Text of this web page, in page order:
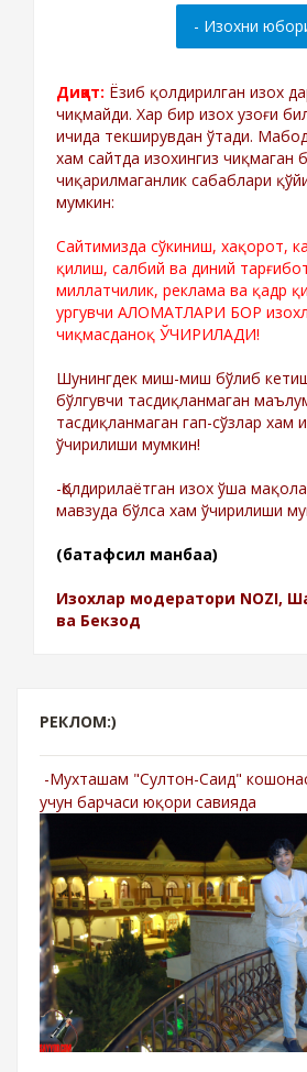
Диққат: Ёзиб қолдирилган изох
чиқмайди. Хар бир изох узоғи
ичида текширувдан ўтади.
хам сайтда изохингиз чиқмаган
чиқарилмаганлик сабаблари
мумкин:
Сайтимизда сўкиниш, хақорот,
қилиш, салбий ва диний
миллатчилик, реклама ва қадр
ургувчи АЛОМАТЛАРИ БОР
чиқмасданоқ ЎЧИРИЛАДИ!
Шунингдек миш-миш бўлиб
бўлгувчи тасдиқланмаган
тасдиқланмаган гап-сўзлар хам
ўчирилиши мумкин!
-Қолдирилаётган изох ўша
мавзуда бўлса хам ўчирилиши
(батафсил манбаа)
Изохлар модератори NOZI,
ва Бекзод
РЕКЛОМ:)
-Мухташам "Султон-Саид"
учун барчаси юқори савияда